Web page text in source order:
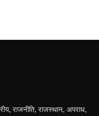
राजनीति, राजस्थान, अपराध,